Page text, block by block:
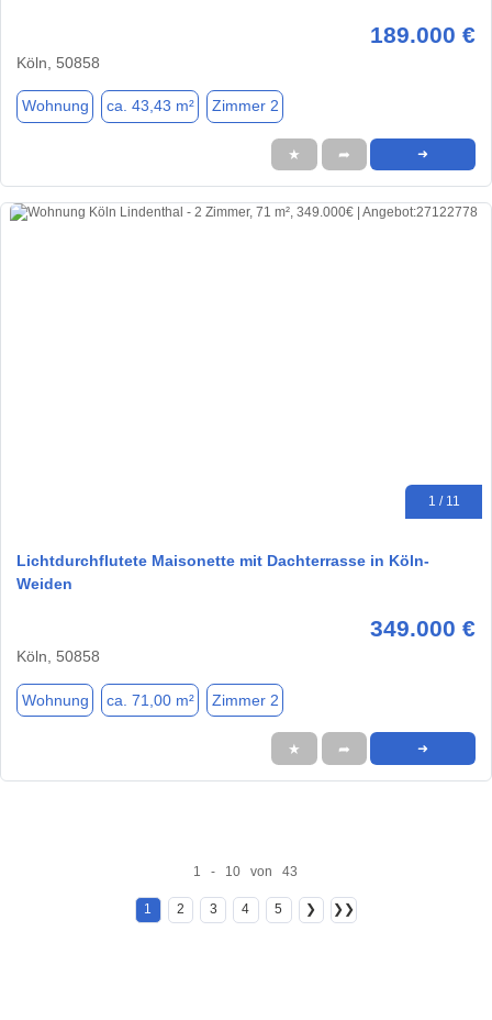
189.000 €
Köln, 50858
Wohnung ca. 43,43 m² Zimmer 2
★ ➦ ➜
1 / 11
Lichtdurchflutete Maisonette mit Dachterrasse in Köln-
Weiden
349.000 €
Köln, 50858
Wohnung ca. 71,00 m² Zimmer 2
★ ➦ ➜
1 - 10 von 43
1 2 3 4 5 ❯ ❯❯